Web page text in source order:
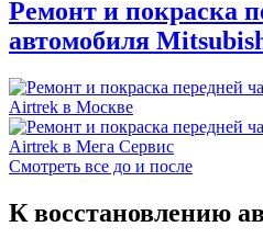
Ремонт и покраска
автомобиля
Смотреть все до и после
К восстановлению